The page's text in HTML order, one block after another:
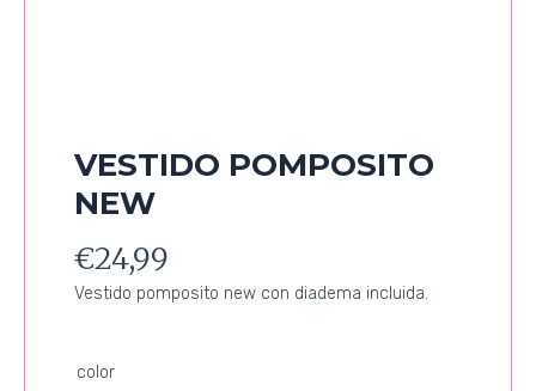
VESTIDO POMPOSITO
NEW
€24,99
Vestido pomposito new con diadema incluida.
color
VESTIDO